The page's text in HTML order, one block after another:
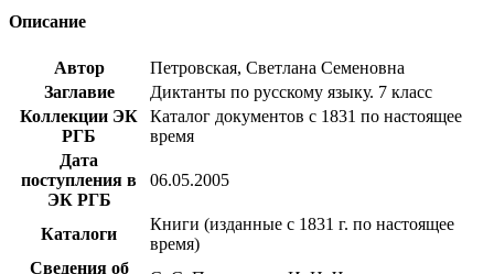
Описание
Автор
Петровская, Светлана Семеновна
Заглавие
Диктанты по русскому языку. 7 класс
Коллекции ЭК
РГБ
Каталог документов с 1831 по настоящее
время
Дата
поступления в
ЭК РГБ
06.05.2005
Каталоги
Книги (изданные с 1831 г. по настоящее
время)
Сведения об